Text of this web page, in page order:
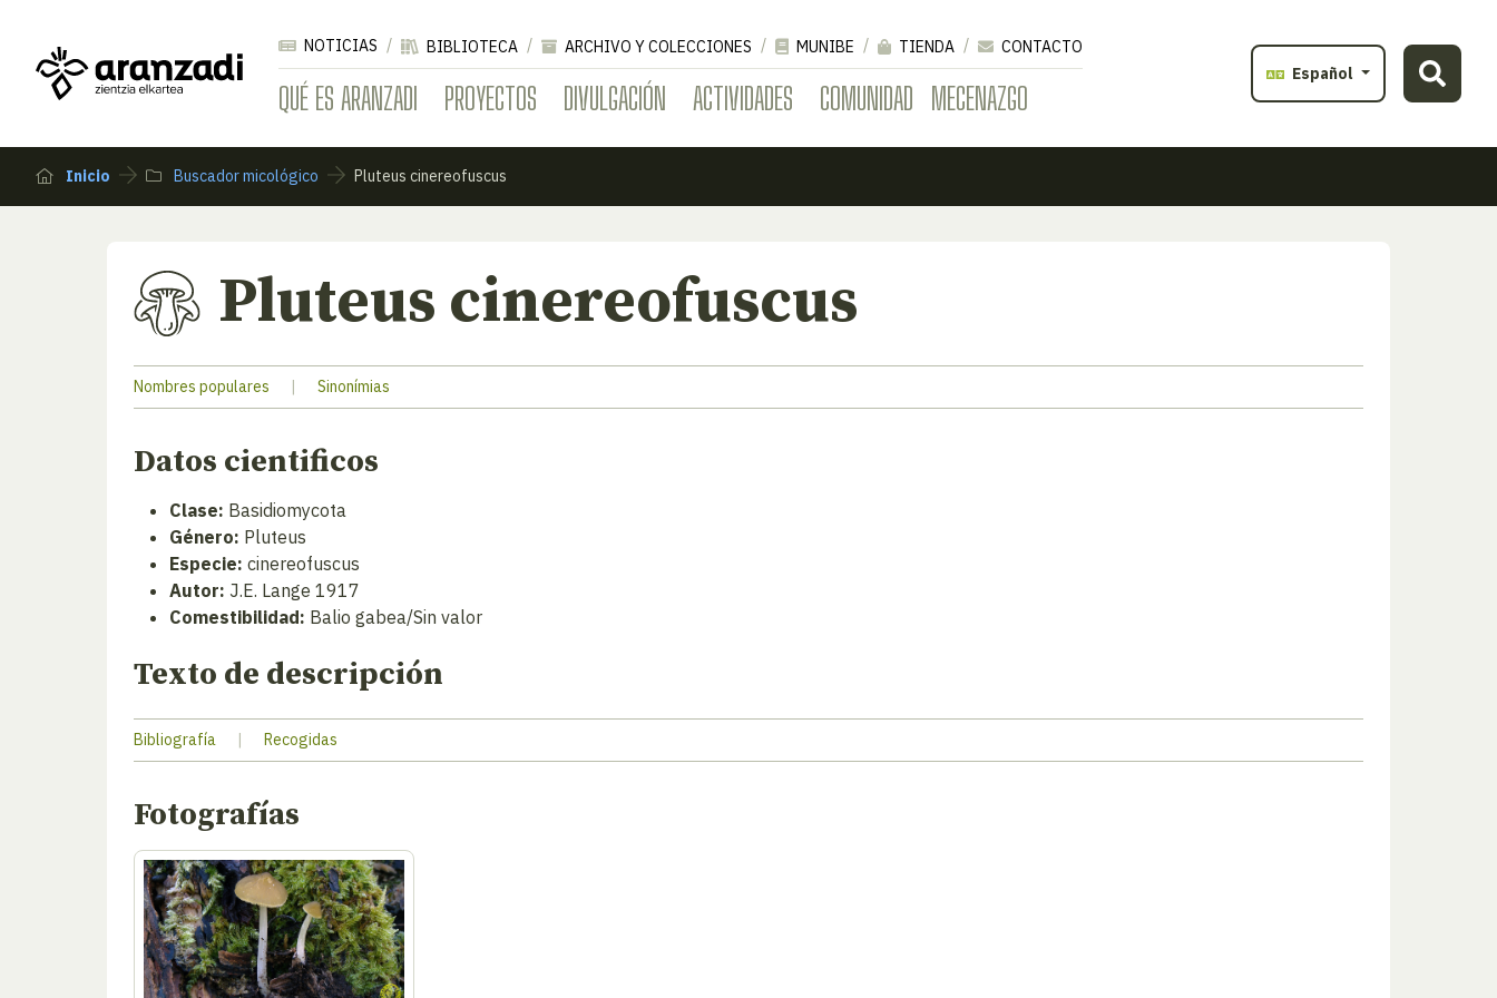
QUÉ ES ARANZADI PROYECTOS DIVULGACIÓN ACTIVIDADES COMUNIDAD MECENAZGO
NOTICIAS BIBLIOTECA ARCHIVO Y COLECCIONES MUNIBE TIENDA
CONTACTO
Español
Inicio Buscador micológico Pluteus cinereofuscus
Pluteus cinereofuscus
Nombres populares | Sinonímias
Datos cientificos
Clase: Basidiomycota
Género: Pluteus
Especie: cinereofuscus
Autor: J.E. Lange 1917
Comestibilidad: Balio gabea/Sin valor
Texto de descripción
Bibliografía | Recogidas
Fotografías